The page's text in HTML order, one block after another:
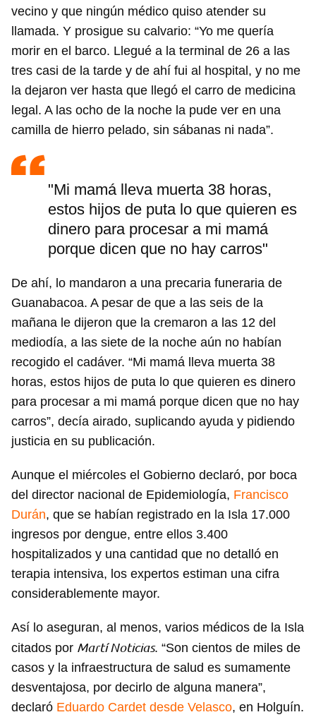
vecino y que ningún médico quiso atender su
llamada. Y prosigue su calvario: “Yo me quería
morir en el barco. Llegué a la terminal de 26 a las
tres casi de la tarde y de ahí fui al hospital, y no me
la dejaron ver hasta que llegó el carro de medicina
legal. A las ocho de la noche la pude ver en una
camilla de hierro pelado, sin sábanas ni nada”.
"Mi mamá lleva muerta 38 horas,
estos hijos de puta lo que quieren es
dinero para procesar a mi mamá
porque dicen que no hay carros"
De ahí, lo mandaron a una precaria funeraria de
Guanabacoa. A pesar de que a las seis de la
mañana le dijeron que la cremaron a las 12 del
mediodía, a las siete de la noche aún no habían
recogido el cadáver. “Mi mamá lleva muerta 38
horas, estos hijos de puta lo que quieren es dinero
para procesar a mi mamá porque dicen que no hay
carros”, decía airado, suplicando ayuda y pidiendo
justicia en su publicación.
Aunque el miércoles el Gobierno declaró, por boca
del director nacional de Epidemiología, Francisco
Durán, que se habían registrado en la Isla 17.000
ingresos por dengue, entre ellos 3.400
hospitalizados y una cantidad que no detalló en
terapia intensiva, los expertos estiman una cifra
considerablemente mayor.
Así lo aseguran, al menos, varios médicos de la Isla
citados por Martí Noticias. “Son cientos de miles de
casos y la infraestructura de salud es sumamente
desventajosa, por decirlo de alguna manera”,
declaró Eduardo Cardet desde Velasco, en Holguín.